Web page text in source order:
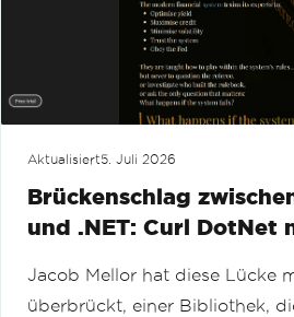
Aktualisiert5. Juli 2026
Brückenschlag
und .NET: Curl DotNet
Jacob Mellor hat diese Lücke
überbrückt, einer Bibliothek,